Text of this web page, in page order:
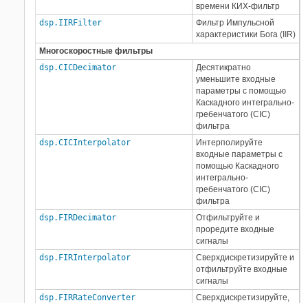
времени КИХ-фильтр
dsp.IIRFilter
Фильтр Импульсной
характеристики Бога (IIR)
Многоскоростные фильтры
dsp.CICDecimator
Десятикратно
уменьшите входные
параметры с помощью
Каскадного интегрально-
гребенчатого (CIC)
фильтра
dsp.CICInterpolator
Интерполируйте
входные параметры с
помощью Каскадного
интегрально-
гребенчатого (CIC)
фильтра
dsp.FIRDecimator
Отфильтруйте и
проредите входные
сигналы
dsp.FIRInterpolator
Сверхдискретизируйте и
отфильтруйте входные
сигналы
dsp.FIRRateConverter
Сверхдискретизируйте,